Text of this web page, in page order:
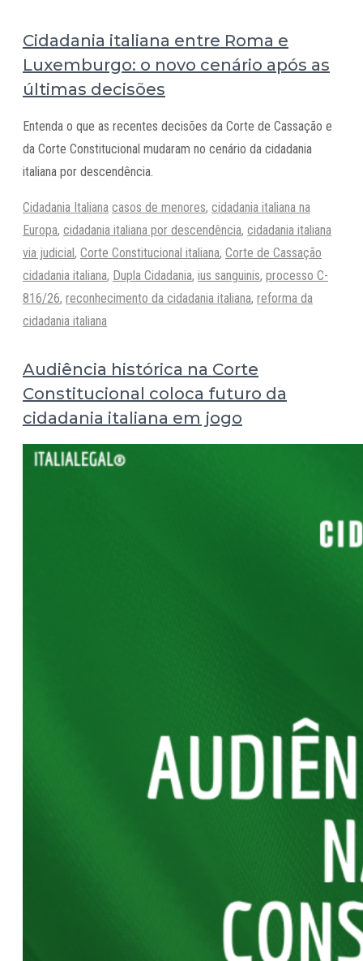
Cidadania italiana entre Roma e
Luxemburgo: o novo cenário após as
últimas decisões
Entenda o que as recentes decisões da Corte de Cassação e
da Corte Constitucional mudaram no cenário da cidadania
italiana por descendência.
Categorias
Cidadania Italiana Tags
casos de menores, cidadania italiana na
Europa, cidadania italiana por descendência, cidadania italiana
via judicial, Corte Constitucional italiana, Corte de Cassação
cidadania italiana, Dupla Cidadania, ius sanguinis, processo C-
816/26, reconhecimento da cidadania italiana, reforma da
cidadania italiana
Audiência histórica na Corte
Constitucional coloca futuro da
cidadania italiana em jogo